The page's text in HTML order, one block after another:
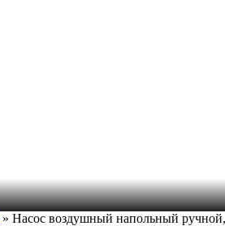
» Насос воздушный напольный